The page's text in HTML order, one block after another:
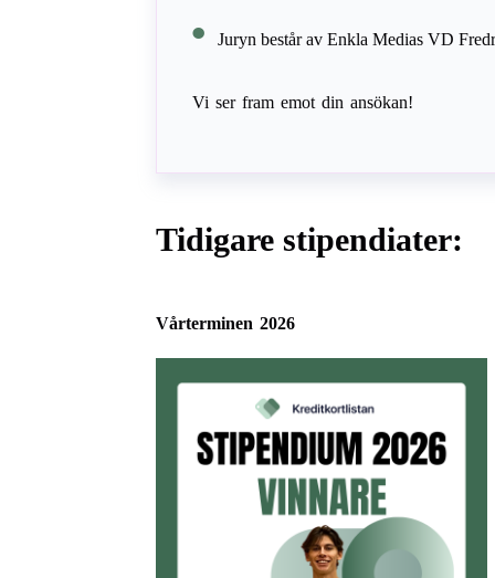
Juryn består av Enkla Medias VD
Vi ser fram emot din ansökan!
Tidigare stipendiater:
Vårterminen 2026